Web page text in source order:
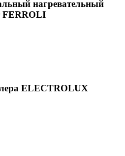
нагревательный
FERROLI
ELECTROLUX